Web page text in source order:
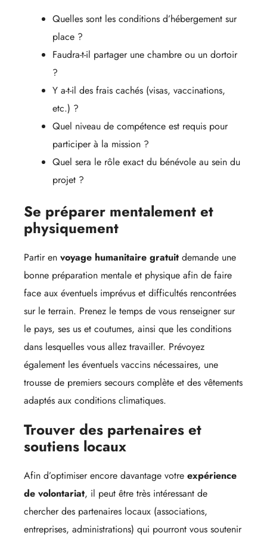
Quelles sont les conditions d’hébergement sur
place ?
Faudra-t-il partager une chambre ou un dortoir
?
Y a-t-il des frais cachés (visas, vaccinations,
etc.) ?
Quel niveau de compétence est requis pour
participer à la mission ?
Quel sera le rôle exact du bénévole au sein du
projet ?
Se préparer mentalement et
physiquement
Partir en voyage humanitaire gratuit demande une
bonne préparation mentale et physique afin de faire
face aux éventuels imprévus et difficultés rencontrées
sur le terrain. Prenez le temps de vous renseigner sur
le pays, ses us et coutumes, ainsi que les conditions
dans lesquelles vous allez travailler. Prévoyez
également les éventuels vaccins nécessaires, une
trousse de premiers secours complète et des vêtements
adaptés aux conditions climatiques.
Trouver des partenaires et
soutiens locaux
Afin d’optimiser encore davantage votre expérience
de volontariat, il peut être très intéressant de
chercher des partenaires locaux (associations,
entreprises, administrations) qui pourront vous soutenir